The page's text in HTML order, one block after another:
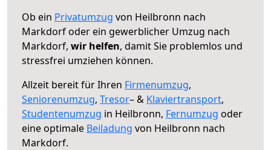
Ob ein Privatumzug von Heilbronn nach
Markdorf oder ein gewerblicher Umzug nach
Markdorf, wir helfen, damit Sie problemlos und
stressfrei umziehen können.
Allzeit bereit für Ihren Firmenumzug,
Seniorenumzug, Tresor– & Klaviertransport,
Studentenumzug in Heilbronn, Fernumzug oder
eine optimale Beiladung von Heilbronn nach
Markdorf.